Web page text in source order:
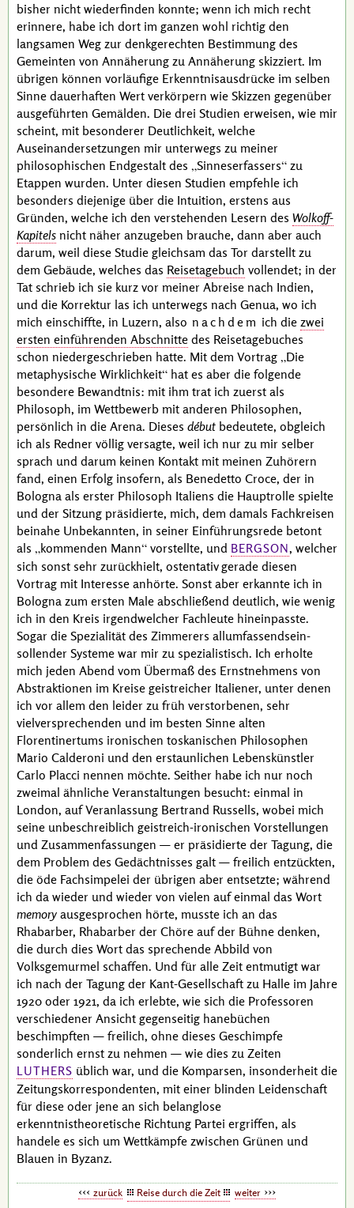
bisher nicht wiederfinden konnte; wenn ich mich recht
erinnere, habe ich dort im ganzen wohl richtig den
langsamen Weg zur denkgerechten Bestimmung des
Gemeinten von Annäherung zu Annäherung skizziert. Im
übrigen können vorläufige Erkenntnisausdrücke im selben
Sinne dauerhaften Wert verkörpern wie Skizzen gegenüber
ausgeführten Gemälden. Die drei Studien erweisen, wie mir
scheint, mit besonderer Deutlichkeit, welche
Auseinandersetzungen mir unterwegs zu meiner
philosophischen Endgestalt des Sinneserfassers zu
Etappen wurden. Unter diesen Studien empfehle ich
besonders diejenige über die Intuition, erstens aus
Gründen, welche ich den verstehenden Lesern des Wolkoff-
Kapitels nicht näher anzugeben brauche, dann aber auch
darum, weil diese Studie gleichsam das Tor darstellt zu
dem Gebäude, welches das Reisetagebuch vollendet; in der
Tat schrieb ich sie kurz vor meiner Abreise nach Indien,
und die Korrektur las ich unterwegs nach Genua, wo ich
mich einschiffte, in Luzern, also nachdem ich die zwei
ersten einführenden Abschnitte des Reisetagebuches
schon niedergeschrieben hatte. Mit dem Vortrag Die
metaphysische Wirklichkeit hat es aber die folgende
besondere Bewandtnis: mit ihm trat ich zuerst als
Philosoph, im Wettbewerb mit anderen Philosophen,
persönlich in die Arena. Dieses début bedeutete, obgleich
ich als Redner völlig versagte, weil ich nur zu mir selber
sprach und darum keinen Kontakt mit meinen Zuhörern
fand, einen Erfolg insofern, als Benedetto Croce, der in
Bologna als erster Philosoph Italiens die Hauptrolle spielte
und der Sitzung präsidierte, mich, dem damals Fachkreisen
beinahe Unbekannten, in seiner Einführungsrede betont
als
kommenden Mann vorstellte, und BERGSON, welcher
sich sonst sehr zurückhielt, ostentativ gerade diesen
Vortrag mit Interesse anhörte. Sonst aber erkannte ich in
Bologna zum ersten Male abschließend deutlich, wie wenig
ich in den Kreis irgendwelcher Fachleute hineinpasste.
Sogar die Spezialität des Zimmerers allumfassendsein-
sollender Systeme war mir zu spezialistisch. Ich erholte
mich jeden Abend vom Übermaß des Ernstnehmens von
Abstraktionen im Kreise geistreicher Italiener, unter denen
ich vor allem den leider zu früh verstorbenen, sehr
vielversprechenden und im besten Sinne alten
Florentinertums ironischen toskanischen Philosophen
Mario Calderoni und den erstaunlichen Lebenskünstler
Carlo Placci nennen möchte. Seither habe ich nur noch
zweimal ähnliche Veranstaltungen besucht: einmal in
London, auf Veranlassung Bertrand Russells, wobei mich
seine unbeschreiblich geistreich-ironischen Vorstellungen
und Zusammenfassungen — er präsidierte der Tagung, die
dem Problem des Gedächtnisses galt — freilich entzückten,
die öde Fachsimpelei der übrigen aber entsetzte; während
ich da wieder und wieder von vielen auf einmal das Wort
memory ausgesprochen hörte, musste ich an das
Rhabarber, Rhabarber der Chöre auf der Bühne denken,
die durch dies Wort das sprechende Abbild von
Volksgemurmel schaffen. Und für alle Zeit entmutigt war
ich nach der Tagung der Kant-Gesellschaft zu Halle im Jahre
1920 oder 1921, da ich erlebte, wie sich die Professoren
verschiedener Ansicht gegenseitig hanebüchen
beschimpften — freilich, ohne dieses Geschimpfe
sonderlich ernst zu nehmen — wie dies zu Zeiten
LUTHERS üblich war, und die Komparsen, insonderheit die
Zeitungs­korres­pondenten, mit einer blinden Leidenschaft
für diese oder jene an sich belanglose
erkenntnistheoretische Richtung Partei ergriffen, als
handele es sich um Wettkämpfe zwischen Grünen und
Blauen in Byzanz.
zurück Reise durch die Zeit weiter